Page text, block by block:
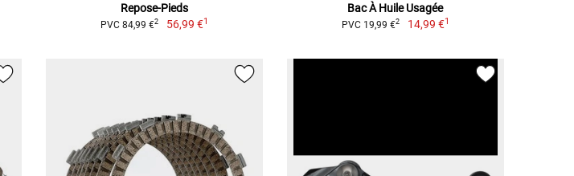
Repose-Pieds
PVC 84,99 €2 56,99 €1
Bac À Huile Usagée
PVC 19,99 €2 14,99 €1